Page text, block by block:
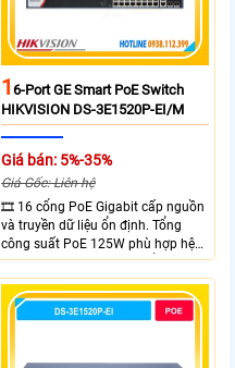
16-Port GE Smart PoE Switch
HIKVISION DS-3E1520P-EI/M
Giá bán: 5%-35%
Giá Gốc: Liên hệ
🎞 16 cổng PoE Gigabit cấp nguồn
và truyền dữ liệu ổn định. Tổng
công suất PoE 125W phù hợp hệ
thống camera IP vừa. 2 cổng RJ45
Gigabit và 2 cổng quang SFP mở
rộng linh hoạt. Hỗ trợ truyền PoE
xa tối đa lên đến 300 mét.